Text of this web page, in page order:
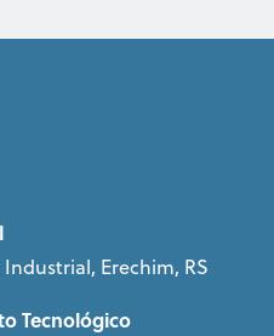
Erechim, RS
Tecnológico